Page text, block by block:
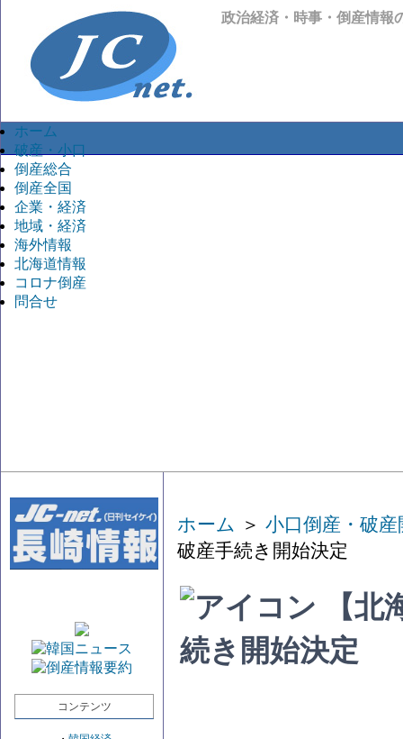
政治経済・時事・倒産情報
ホーム
破産・小口
倒産総合
倒産全国
企業・経済
地域・経済
海外情報
北海道情報
コロナ倒産
問合せ
コンテンツ
ホーム ＞ 小口倒産・破産
破産手続き開始決定
【北
続き開始決定